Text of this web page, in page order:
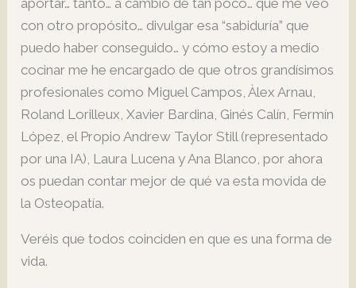
aportar… tanto… a cambio de tan poco… que me veo
con otro propósito… divulgar esa “sabiduría” que
puedo haber conseguido… y cómo estoy a medio
cocinar me he encargado de que otros grandísimos
profesionales como Miguel Campos, Àlex Arnau,
Roland Lorilleux, Xavier Bardina, Ginés Calín, Fermín
López, el Propio Andrew Taylor Still (representado
por una IA), Laura Lucena y Ana Blanco, por ahora
os puedan contar mejor de qué va esta movida de
la Osteopatía.
Veréis que todos coinciden en que es una forma de
vida.